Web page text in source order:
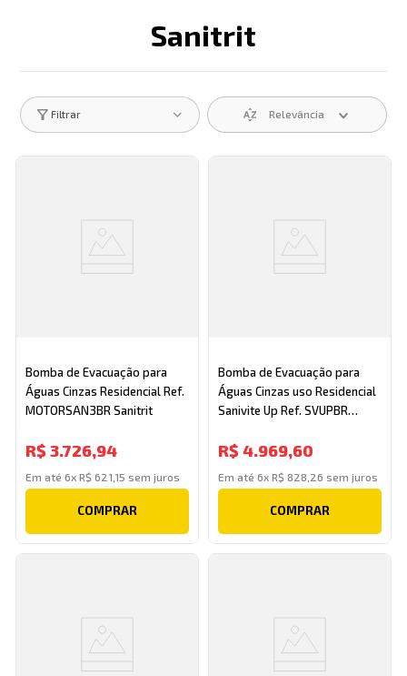
Sanitrit
Descrição search
Filtrar Relevância
Bomba de Evacuação para
Águas Cinzas Residencial Ref.
MOTORSAN3BR Sanitrit
R$ 3.726,94
Em até6xR$ 621 15 sem juros
COMPRAR
Bomba de Evacuação para
Águas Cinzas uso Residencial
Sanivite Up Ref. SVUPBR
R$ 4.969,60
Em até 6x R$ 828 26 sem juros
COMPRAR